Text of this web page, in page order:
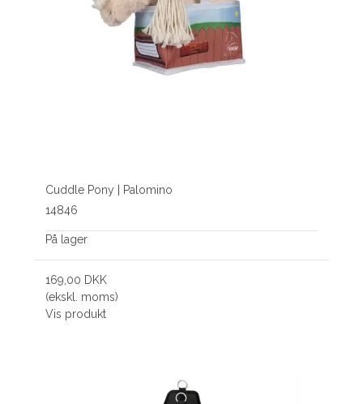
Cuddle Pony | Palomino
14846
På lager
169,00 DKK
(ekskl. moms)
Vis produkt